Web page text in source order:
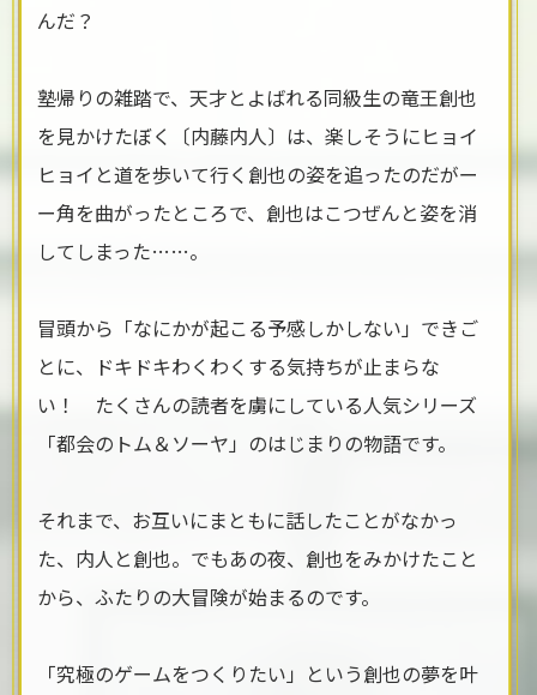
んだ？​
塾帰りの雑踏で、天才とよばれる同級生の竜王創也
を見かけたぼく〔内藤内人〕は、楽しそうにヒョイ
ヒョイと道を歩いて行く創也の姿を追ったのだがー
ー角を曲がったところで、創也はこつぜんと姿を消
してしまった……。
冒頭から「なにかが起こる予感しかしない」できご
とに、ドキドキわくわくする気持ちが止まらな
い！ たくさんの読者を虜にしている人気シリーズ
「都会のトム＆ソーヤ」のはじまりの物語です。
それまで、お互いにまともに話したことがなかっ
た、内人と創也。でもあの夜、創也をみかけたこと
から、ふたりの大冒険が始まるのです。
「究極のゲームをつくりたい」という創也の夢を叶